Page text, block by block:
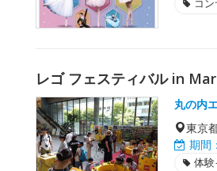
コ
レゴ フェスティバル in
丸の内
東京
期間：
体験